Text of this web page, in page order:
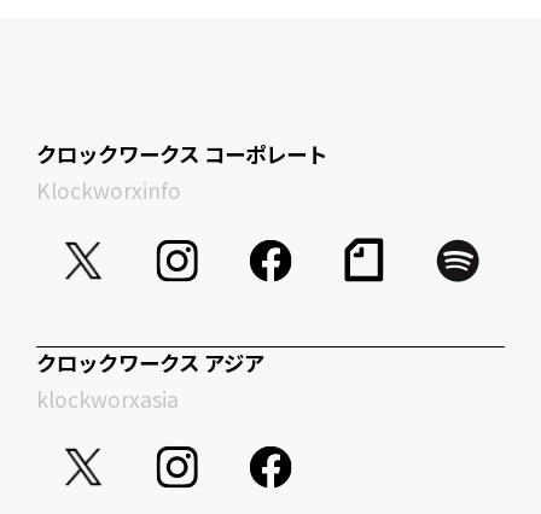
クロックワークス コーポレート
Klockworxinfo
クロックワークス アジア
klockworxasia